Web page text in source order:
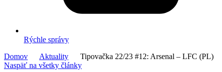
Rýchle správy
Domov
Aktuality
Tipovačka 22/23 #12: Arsenal – LFC (PL)
Naspäť na všetky články